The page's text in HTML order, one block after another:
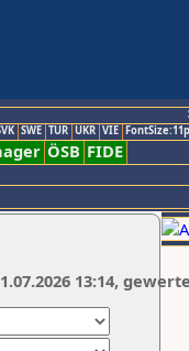
SWE TUR UKR VIE
ÖSB FIDE
13:14,